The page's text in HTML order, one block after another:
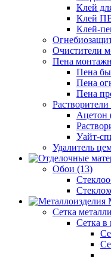
Клей
Клей
Клей-
Очистители
Пена
Пена
Пена
Пена
Растворители
Ацетон
Уайт-
Удалитель
Обои (13)
Сетка
Сетка в